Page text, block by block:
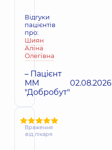
Відгуки
пацієнтів
про:
Шиян
Аліна
Олегівна
– Пацієнт
ММ
"Добробут"
02.08.2026
Враження
від лікаря